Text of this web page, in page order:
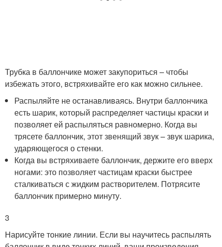
Трубка в баллончике может закупориться – чтобы
избежать этого, встряхивайте его как можно сильнее.
Распыляйте не останавливаясь. Внутри баллончика
есть шарик, который распределяет частицы краски и
позволяет ей распыляться равномерно. Когда вы
трясете баллончик, этот звенящий звук – звук шарика,
ударяющегося о стенки.
Когда вы встряхиваете баллончик, держите его вверх
ногами: это позволяет частицам краски быстрее
сталкиваться с жидким растворителем. Потрясите
баллончик примерно минуту.
3
Нарисуйте тонкие линии. Если вы научитесь распылять